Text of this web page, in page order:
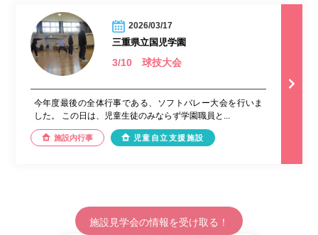
2026/03/17
三重県立国児学園
3/10 球技大会
今年度最後の全体行事である、ソフトバレー大会を行いま
した。 この日は、児童生徒のみならず学園職員と...
施設内行事 児童自立支援施設
施設見学会の情報を受け取る！